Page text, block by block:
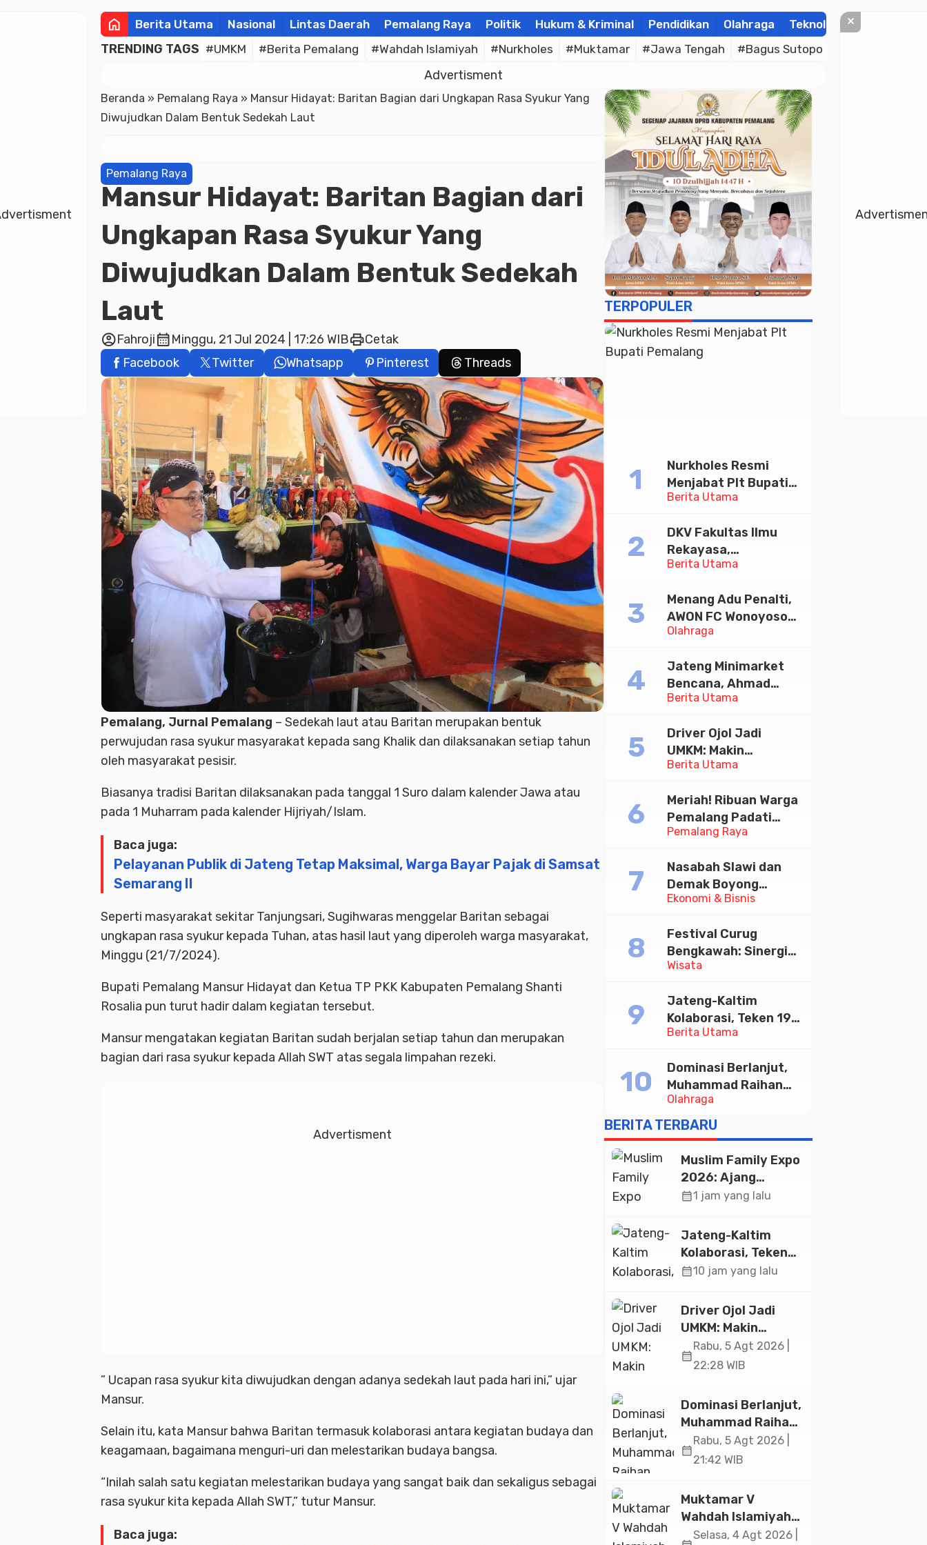
home Berita Utama Nasional Lintas Daerah Pemalang Raya Politik Hukum & Kriminal Pendidikan Olahraga Teknologi
TRENDING TAGS #UMKM #Berita Pemalang #Wahdah Islamiyah #Nurkholes #Muktamar #Jawa Tengah #Bagus Sutopo
Advertisment
Beranda » Pemalang Raya » Mansur Hidayat: Baritan Bagian dari Ungkapan Rasa Syukur Yang
Diwujudkan Dalam Bentuk Sedekah Laut
Pemalang Raya
Mansur Hidayat: Baritan Bagian dari
Ungkapan Rasa Syukur Yang
Diwujudkan Dalam Bentuk Sedekah
Laut
account_circleFahrojicalendar_monthMinggu, 21 Jul 2024 | 17:26 WIBprintCetak
Facebook
Twitter Whatsapp Pinterest Threads
Pemalang, Jurnal Pemalang – Sedekah laut atau Baritan merupakan bentuk
perwujudan rasa syukur masyarakat kepada sang Khalik dan dilaksanakan setiap tahun
oleh masyarakat pesisir.
Biasanya tradisi Baritan dilaksanakan pada tanggal 1 Suro dalam kalender Jawa atau
pada 1 Muharram pada kalender Hijriyah/Islam.
Baca juga:
Pelayanan Publik di Jateng Tetap Maksimal, Warga Bayar Pajak di Samsat
Semarang II
Seperti masyarakat sekitar Tanjungsari, Sugihwaras menggelar Baritan sebagai
ungkapan rasa syukur kepada Tuhan, atas hasil laut yang diperoleh warga masyarakat,
Minggu (21/7/2024).
Bupati Pemalang Mansur Hidayat dan Ketua TP PKK Kabupaten Pemalang Shanti
Rosalia pun turut hadir dalam kegiatan tersebut.
Mansur mengatakan kegiatan Baritan sudah berjalan setiap tahun dan merupakan
bagian dari rasa syukur kepada Allah SWT atas segala limpahan rezeki.
Advertisment
” Ucapan rasa syukur kita diwujudkan dengan adanya sedekah laut pada hari ini,” ujar
Mansur.
Selain itu, kata Mansur bahwa Baritan termasuk kolaborasi antara kegiatan budaya dan
keagamaan, bagaimana menguri-uri dan melestarikan budaya bangsa.
“Inilah salah satu kegiatan melestarikan budaya yang sangat baik dan sekaligus sebagai
rasa syukur kita kepada Allah SWT,” tutur Mansur.
Baca juga:
TERPOPULER
Berita Utama
Nurkholes Resmi
Menjabat Plt Bupati
Pemalang
Berita Utama
DKV Fakultas Ilmu
Rekayasa,
Universitas
Diskusi Desain
Olahraga
Menang Adu Penalti,
AWON FC Wonoyoso
Juara Bhayangkara
Berita Utama
Jateng Minimarket
Bencana, Ahmad
Luthfi Minta PMI Jadi
Berita Utama
Driver Ojol Jadi
UMKM: Makin
Sejahtera atau
Diskusi Paramadina
Pemalang Raya
Meriah! Ribuan Warga
Pemalang Padati
Kirab Festival Kamir
Ekonomi & Bisnis
Nasabah Slawi dan
Demak Boyong
Toyota Innova Zenix
Tabungan Bima Bank
Jateng
Wisata
Festival Curug
Bengkawah: Sinergi
Desa Sikasur dan
Memajukan Wisata
serta UMKM Lokal
Berita Utama
Jateng-Kaltim
Kolaborasi, Teken 19
Kerja Sama Ekonomi
Olahraga
Dominasi Berlanjut,
Muhammad Raihan
Fadila Sabet Emas
Kyorugi di Asian
Taekwondo Indonesia
Open 2026
BERITA TERBARU
Muslim Family Expo
2026: Ajang
Silaturahim dan
Ekonomi Halal di
Jakarta
calendar_month1 jam yang lalu
Jateng-Kaltim
Kolaborasi, Teken
19 Kerja Sama
20,2 Triliun
calendar_month10 jam yang lalu
Driver Ojol Jadi
UMKM: Makin
Sejahtera atau
Merana? Ini
Paramadina
calendar_month
Rabu, 5 Agt 2026 |
22:28 WIB
Dominasi Berlanjut,
Muhammad Raihan
Fadila Sabet Emas
Kyorugi di Asian
Indonesia Open
2026
calendar_month
Rabu, 5 Agt 2026 |
21:42 WIB
Muktamar V
Wahdah Islamiyah
Akan Kukuhkan
Selasa, 4 Agt 2026 |
×